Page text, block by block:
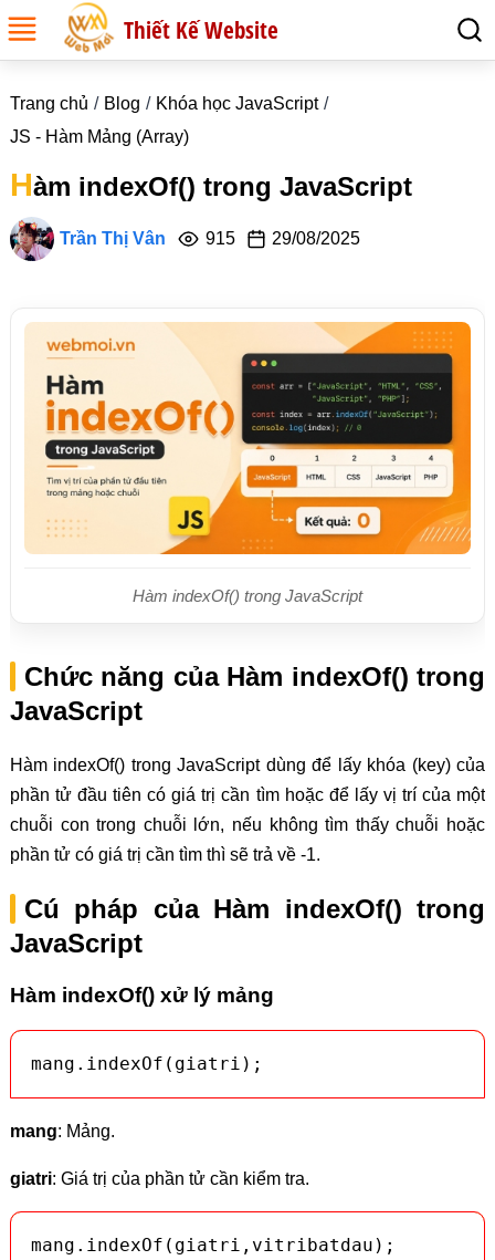
Thiết Kế Website
Trang chủ Blog
Khóa học JavaScript
JS - Hàm Mảng (Array)
Hàm indexOf() trong JavaScript
Trần Thị Vân 915 29/08/2025
Hàm indexOf() trong JavaScript
Chức năng của Hàm indexOf() trong
JavaScript
Hàm indexOf() trong JavaScript dùng để lấy khóa (key) của
phần tử đầu tiên có giá trị cần tìm hoặc để lấy vị trí của một
chuỗi con trong chuỗi lớn, nếu không tìm thấy chuỗi hoặc
phần tử có giá trị cần tìm thì sẽ trả về -1.
Cú pháp của Hàm indexOf() trong
JavaScript
Hàm indexOf() xử lý mảng
mang.indexOf(giatri);
mang: Mảng.
giatri: Giá trị của phần tử cần kiểm tra.
mang.indexOf(giatri,vitribatdau);